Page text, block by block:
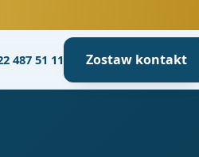
487 51 11 Zostaw kontakt